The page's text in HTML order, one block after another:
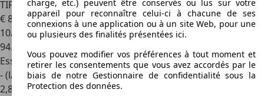
TIPTRONIC°CARPLAY
€ 89.999
10/2006
94.030 km
Essence
- (l/100 km)
2,8
charge, etc.) peuvent être conservés ou lus sur votre
appareil pour reconnaître celui-ci à chacune de ses
connexions à une application ou à un site Web, pour une
ou plusieurs des finalités présentées ici.
Vous pouvez modifier vos préférences à tout moment et
retirer les consentements que vous avez accordés par le
biais de notre Gestionnaire de confidentialité sous la
Protection des données.